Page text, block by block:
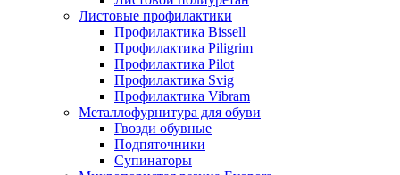
Листовые профилактики
Профилактика Bissell
Профилактика Piligrim
Профилактика Pilot
Профилактика Svig
Профилактика Vibram
Металлофурнитура для обуви
Гвозди обувные
Подпяточники
Супинаторы